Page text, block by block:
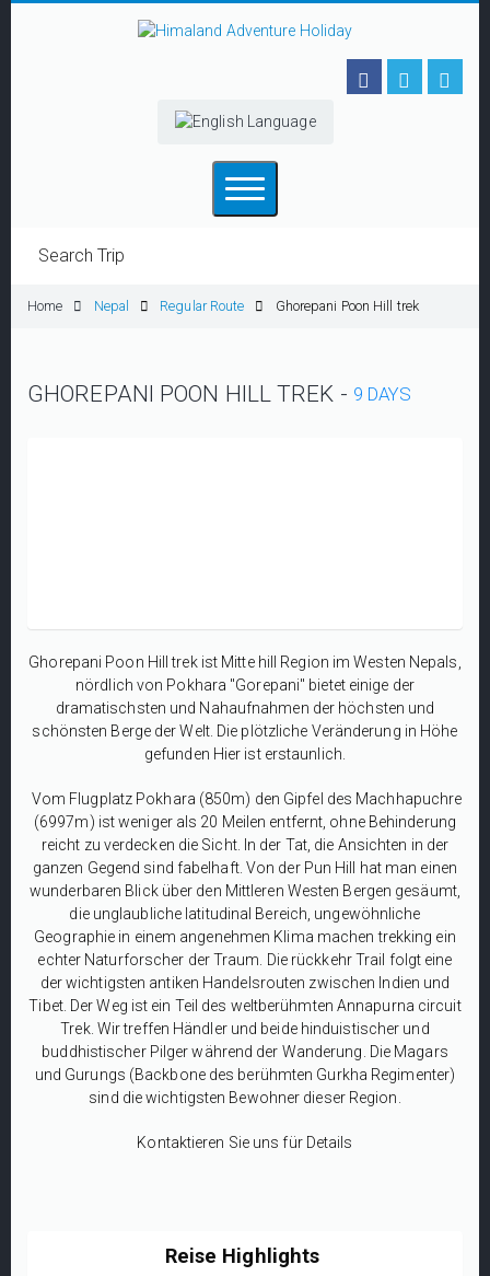
Home Nepal Regular Route Ghorepani Poon Hill trek
GHOREPANI POON HILL TREK - 9 DAYS
Ghorepani Poon Hill trek ist Mitte hill Region im Westen Nepals,
nördlich von Pokhara "Gorepani" bietet einige der
dramatischsten und Nahaufnahmen der höchsten und
schönsten Berge der Welt. Die plötzliche Veränderung in Höhe
gefunden Hier ist erstaunlich.
Vom Flugplatz Pokhara (850m) den Gipfel des Machhapuchre
(6997m) ist weniger als 20 Meilen entfernt, ohne Behinderung
reicht zu verdecken die Sicht. In der Tat, die Ansichten in der
ganzen Gegend sind fabelhaft. Von der Pun Hill hat man einen
wunderbaren Blick über den Mittleren Westen Bergen gesäumt,
die unglaubliche latitudinal Bereich, ungewöhnliche
Geographie in einem angenehmen Klima machen trekking ein
echter Naturforscher der Traum. Die rückkehr Trail folgt eine
der wichtigsten antiken Handelsrouten zwischen Indien und
Tibet. Der Weg ist ein Teil des weltberühmten Annapurna circuit
Trek. Wir treffen Händler und beide hinduistischer und
buddhistischer Pilger während der Wanderung. Die Magars
und Gurungs (Backbone des berühmten Gurkha Regimenter)
sind die wichtigsten Bewohner dieser Region.
Kontaktieren Sie uns für Details
Reise Highlights